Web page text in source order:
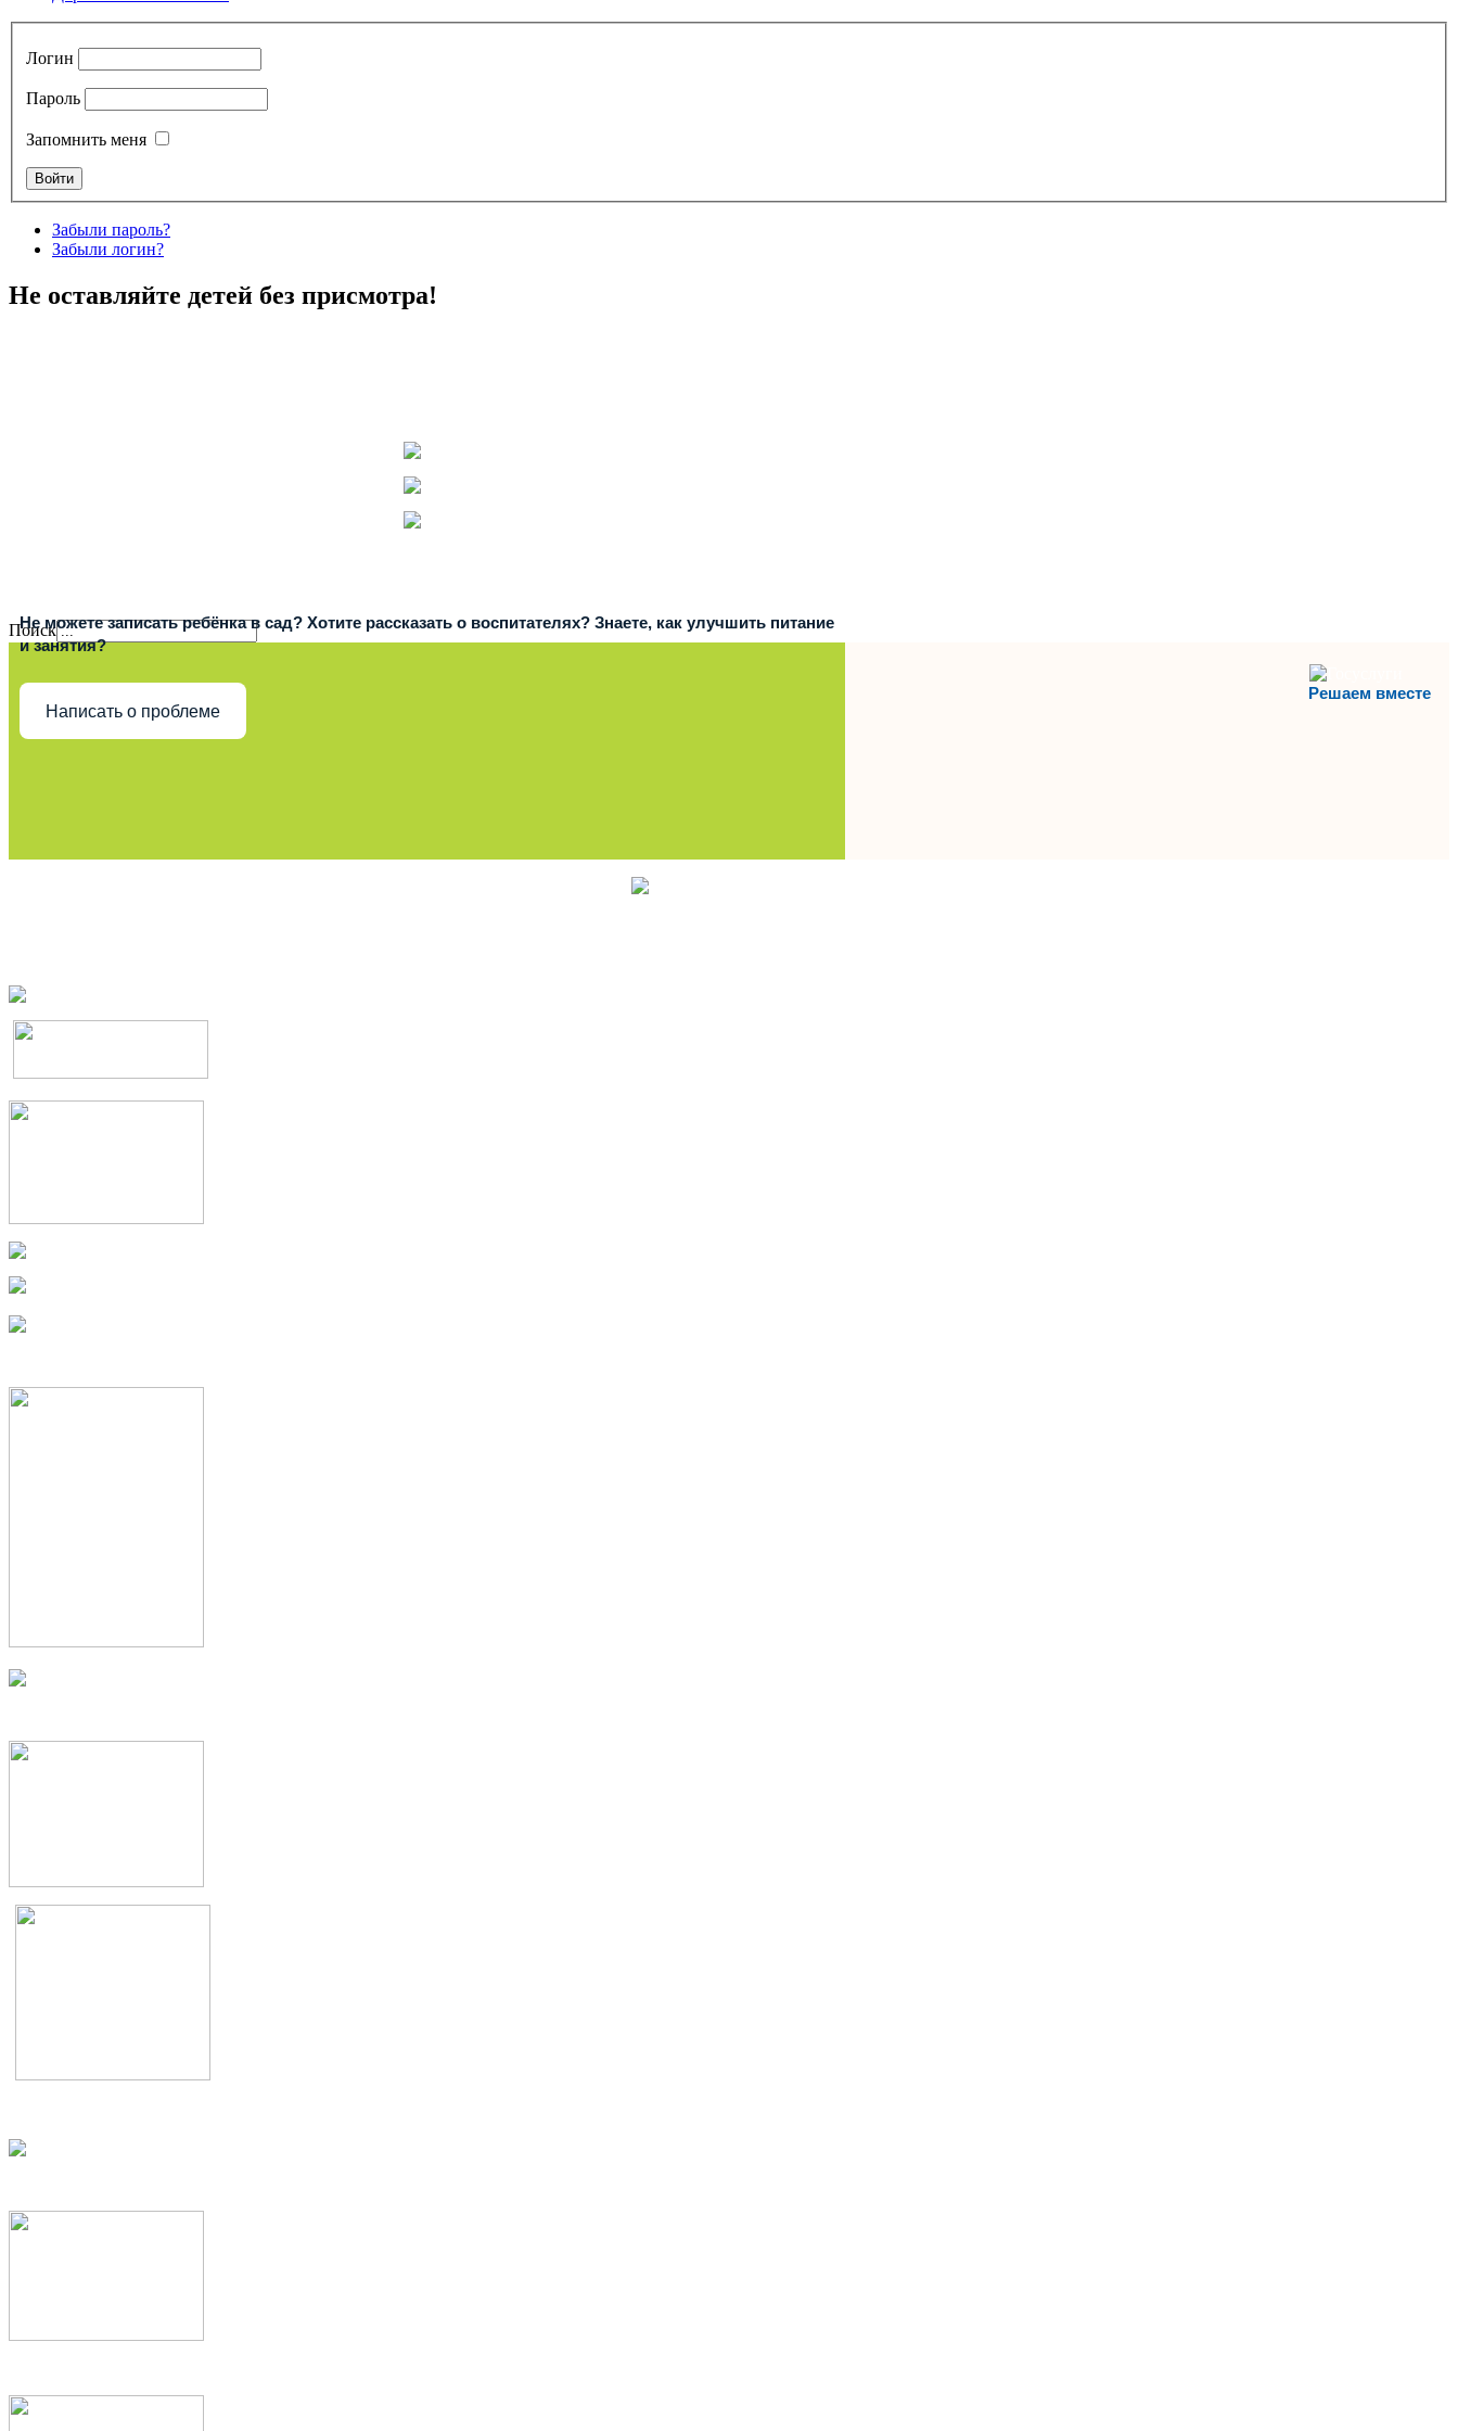
Логин
Пароль
Запомнить меня
Забыли пароль?
Забыли логин?
Не оставляйте детей без присмотра!
Поиск
Решаем вместе
Не можете записать ребёнка в сад? Хотите рассказать о воспитателях? Знаете, как улучшить питание
и занятия?
Написать о проблеме